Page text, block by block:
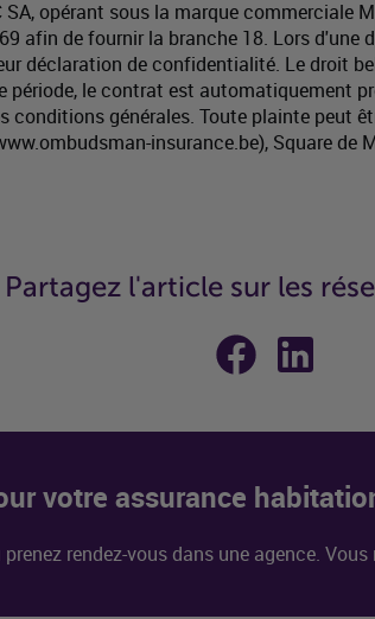
SA, opérant sous la marque commerciale
afin de fournir la branche 18. Lors
déclaration de confidentialité. Le droit
période, le contrat est automatiquement
générales. Toute plainte peut
insurance.be), Square de
Partagez l'article sur les
Partager sur
votre assurance
rendez-vous dans une agence.